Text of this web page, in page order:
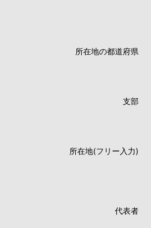
所在地の都道府県
支部
所在地(フリー入力)
代表者